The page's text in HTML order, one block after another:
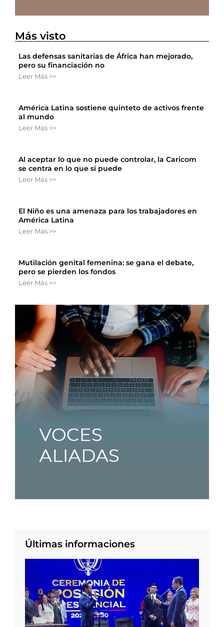
Más visto
Las defensas sanitarias de África han mejorado,
pero su financiación no
Leer Más >>
América Latina sostiene quinteto de activos frente
al mundo
Leer Más >>
Al aceptar lo que no puede controlar, la Caricom
se centra en lo que sí puede
Leer Más >>
El Niño es una amenaza para los trabajadores en
América Latina
Leer Más >>
Mutilación genital femenina: se gana el debate,
pero se pierden los fondos
Leer Más >>
Últimas informaciones